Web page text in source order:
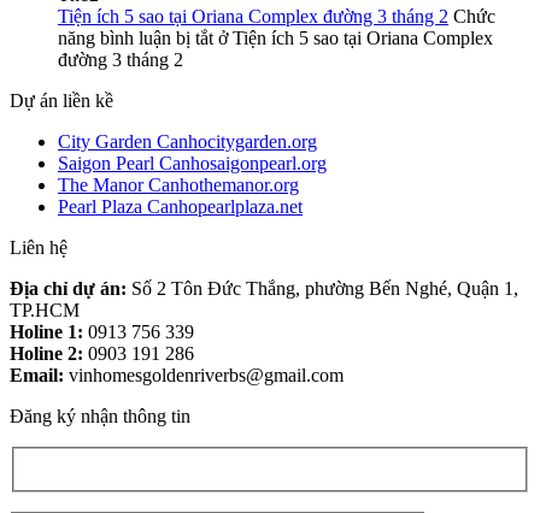
Tiện ích 5 sao tại Oriana Complex đường 3 tháng 2 Chức
năng bình luận bị tắtở Tiện ích 5 sao tại Oriana Complex
đường 3 tháng 2
Dự án liền kề
City Garden Canhocitygarden.org
Saigon Pearl Canhosaigonpearl.org
The Manor Canhothemanor.org
Pearl Plaza Canhopearlplaza.net
Liên hệ
Địa chỉ dự án: Số 2 Tôn Đức Thắng, phường Bến Nghé, Quận 1,
TP.HCM
Holine 1: 0913 756 339
Holine 2: 0903 191 286
Email: vinhomesgoldenriverbs@gmail.com
Đăng ký nhận thông tin